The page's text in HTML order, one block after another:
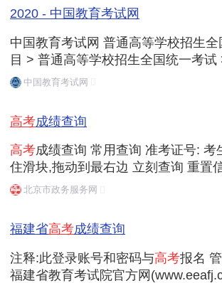
2020 - 中国教育考试网
中国教育考试网 普通高等学校招生
目 > 普通高等学校招生全国统一考
评价 202120202019201820172016
中国教育考试网
高考成绩查询
高考成绩查询 常用查询 准考证号:
住滑块,拖动到最右边 立刻查询 重置
移动端 好差评 浏览器 使用说明
北京市政务服务网
福建省高考成绩查询
注释:此登录账号和密码与高考报名
福建省教育考试院官方网(www.eeafj.cn)版权所有 闽